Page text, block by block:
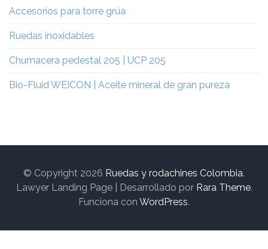
Accesorios para torre grúa
Ruedas inoxidables
Chumacera pedestal 205 | UCP 205
Bio-Fluid WEICON | Aceite mineral de gran pureza
© Copyright 2026 Ruedas y rodachines Colombia.
Lawyer Landing Page | Desarrollado por Rara Theme.
Funciona con WordPress.